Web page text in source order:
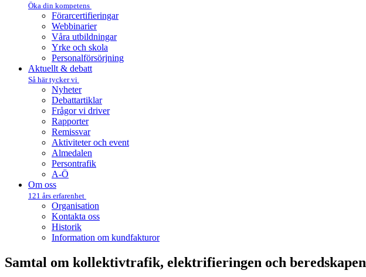
Öka din kompetens
Förarcertifieringar
Webbinarier
Våra utbildningar
Yrke och skola
Personalförsörjning
Aktuellt & debatt
Så här tycker vi
Nyheter
Debattartiklar
Frågor vi driver
Rapporter
Remissvar
Aktiviteter och event
Almedalen
Persontrafik
A-Ö
Om oss
121 års erfarenhet
Organisation
Kontakta oss
Historik
Information om kundfakturor
Samtal om kollektivtrafik, elektrifieringen och beredskapen